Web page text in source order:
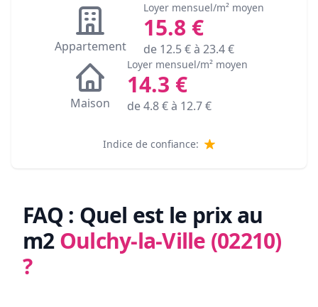
Appartement
Loyer mensuel/m² moyen
15.8 €
de 12.5€ à 23.4€
Maison
Loyer mensuel/m² moyen
14.3 €
de4.8€ à 12.7€
Indice de confiance:
FAQ : Quel est le prix au
m2Oulchy-la-Ville (02210)
?